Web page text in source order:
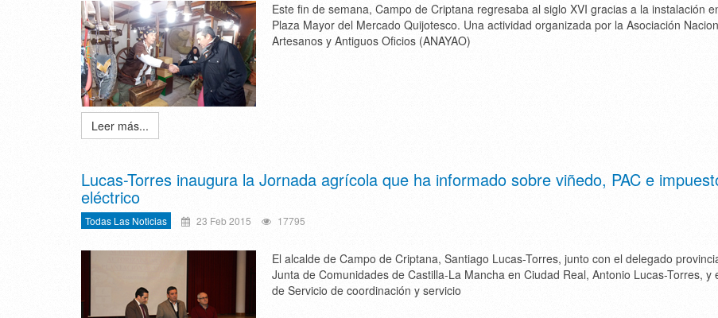
Este fin de semana, Campo de Criptana regresaba al siglo XVI gracias a la instalación
Plaza Mayor del Mercado Quijotesco. Una actividad organizada por la Asociación
Artesanos y Antiguos Oficios (ANAYAO)
Leer más...
Lucas-Torres inaugura la Jornada agrícola que ha informado sobre viñedo, PAC e
eléctrico
Todas Las Noticias 23 Feb 2015 17795
El alcalde de Campo de Criptana, Santiago Lucas-Torres, junto con el delegado
Junta de Comunidades de Castilla-La Mancha en Ciudad Real, Antonio Lucas-Torres, y
de Servicio de coordinación y servicio